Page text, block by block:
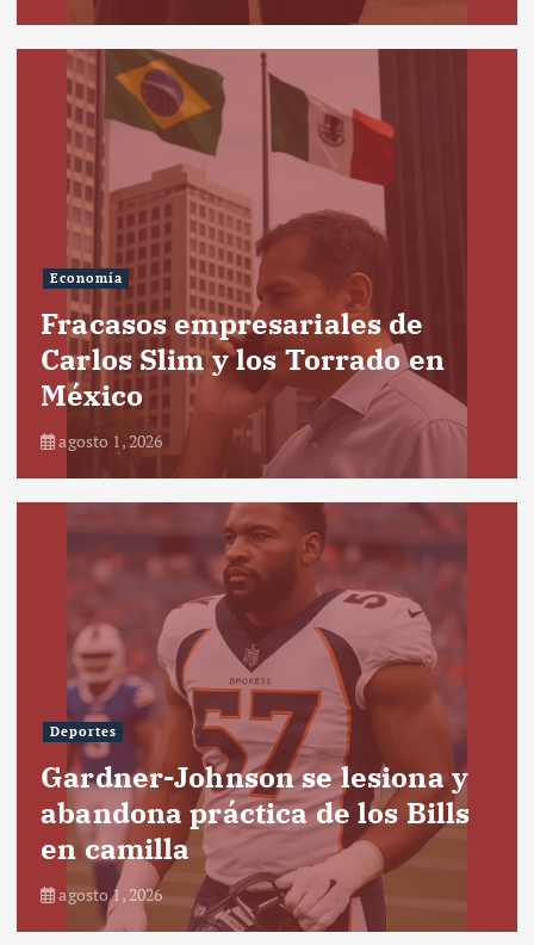
Economía
Fracasos empresariales de
Carlos Slim y los Torrado en
México
agosto 1, 2026
Deportes
Gardner-Johnson se lesiona y
abandona práctica de los Bills
en camilla
agosto 1, 2026